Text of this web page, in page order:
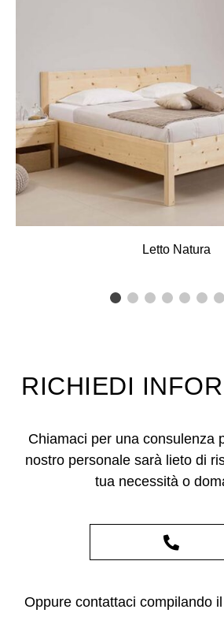
Letto Natura
RICHIEDI
Chiamaci per una consulenza
nostro personale sarà lieto di
tua necessità o
Oppure contattaci compilando